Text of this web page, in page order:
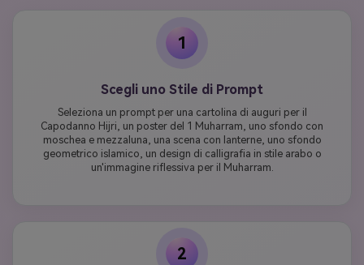
1
Scegli uno Stile di Prompt
Seleziona un prompt per una cartolina di auguri per il
Capodanno Hijri, un poster del 1 Muharram, uno sfondo con
moschea e mezzaluna, una scena con lanterne, uno sfondo
geometrico islamico, un design di calligrafia in stile arabo o
un'immagine riflessiva per il Muharram.
2